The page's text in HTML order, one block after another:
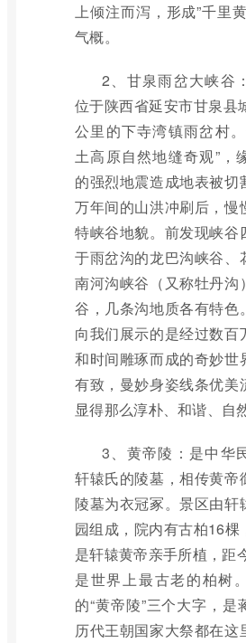
上倾注而泻，形成”千里
气概。
2、甘泉雨岔大峡谷
位于陕西省延安市甘泉县
公里的下寺湾镇雨岔村
土高原自然地缝奇观”，
的强烈地震造成地表被切
万年间的山洪冲刷后，慢
特峡谷地貌。前发现峡谷
于雨岔沟的龙巴沟峡谷、
南河沟峡谷（又称牡丹沟
谷，几条沟地质各有特色
向我们展示的是经过数百
和时间雕琢而成的奇妙世
有致，曼妙身姿线条优美
显得那么淳朴、和谐、自然
3、黄帝陵：是中华
轩辕氏的陵墓，相传黄帝
陵墓为衣冠冢。景区由轩
园组成，院内有古柏16棵
是轩辕黄帝亲手所植，距
是世界上最古老的柏树
的“黄帝陵”三个大字，是
历代王朝国家大祭都在这